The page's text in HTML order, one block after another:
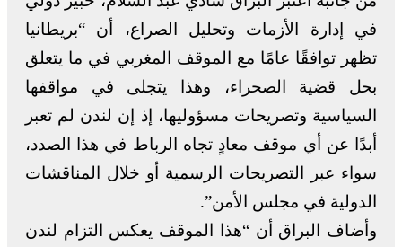
في إدارة الأزمات وتحليل الصراع، أن “بريطانيا
تظهر توافقًا عامًا مع الموقف المغربي في ما يتعلق
بحل قضية الصحراء، وهذا يتجلى في مواقفها
السياسية وتصريحات مسؤوليها، إذ إن لندن لم تعبر
أبدًا عن أي موقف معادٍ تجاه الرباط في هذا الصدد،
سواء عبر التصريحات الرسمية أو خلال المناقشات
الدولية في مجلس الأمن”.
وأضاف البراق أن “هذا الموقف يعكس التزام لندن